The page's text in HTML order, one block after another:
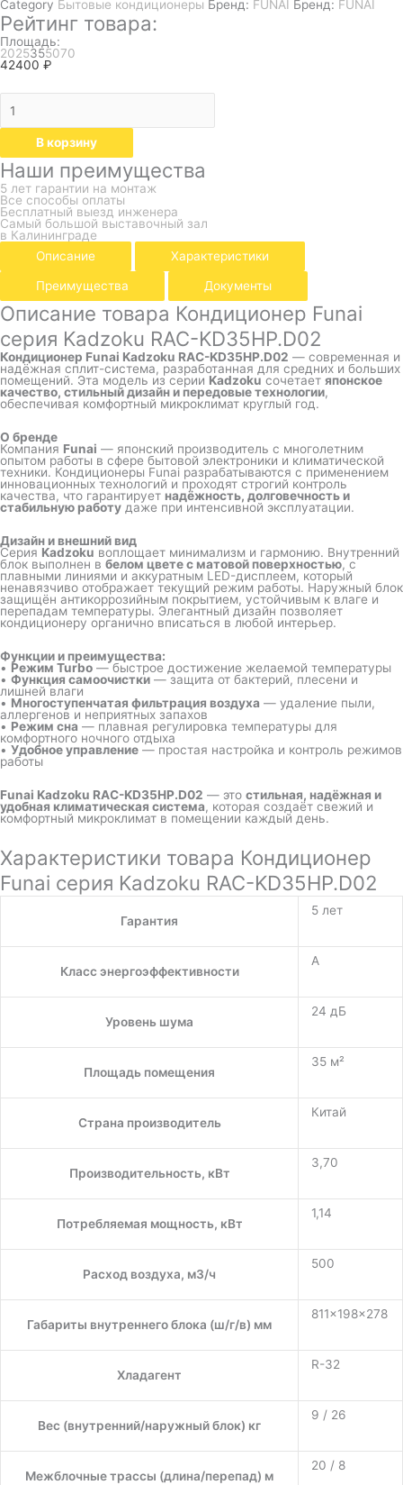
Category Бытовые кондиционеры Бренд: FUNAI Бренд: FUNAI
Рейтинг товара:
Площадь:
2025355070
42400 ₽
В корзину
Наши преимущества
5 лет гарантии на монтаж
Все способы оплаты
Бесплатный выезд инженера
Самый большой выставочный зал
в Калининграде
Описание
Характеристики
Преимущества Документы
Описание товара Кондиционер Funai
серия Kadzoku RAC-KD35HP.D02
Кондиционер Funai Kadzoku RAC-KD35HP.D02 — современная и
надёжная сплит-система, разработанная для средних и больших
помещений. Эта модель из серии Kadzoku сочетает японское
качество, стильный дизайн и передовые технологии,
обеспечивая комфортный микроклимат круглый год.
О бренде
Компания Funai — японский производитель с многолетним
опытом работы в сфере бытовой электроники и климатической
техники. Кондиционеры Funai разрабатываются с применением
инновационных технологий и проходят строгий контроль
качества, что гарантирует надёжность, долговечность и
стабильную работу даже при интенсивной эксплуатации.
Дизайн и внешний вид
Серия Kadzoku воплощает минимализм и гармонию. Внутренний
блок выполнен в белом цвете с матовой поверхностью, с
плавными линиями и аккуратным LED-дисплеем, который
ненавязчиво отображает текущий режим работы. Наружный блок
защищён антикоррозийным покрытием, устойчивым к влаге и
перепадам температуры. Элегантный дизайн позволяет
кондиционеру органично вписаться в любой интерьер.
Функции и преимущества:
• Режим Turbo — быстрое достижение желаемой температуры
• Функция самоочистки — защита от бактерий, плесени и
лишней влаги
• Многоступенчатая фильтрация воздуха — удаление пыли,
аллергенов и неприятных запахов
• Режим сна — плавная регулировка температуры для
комфортного ночного отдыха
• Удобное управление — простая настройка и контроль режимов
работы
Funai Kadzoku RAC-KD35HP.D02 — это стильная, надёжная и
удобная климатическая система, которая создаёт свежий и
комфортный микроклимат в помещении каждый день.
Характеристики товара Кондиционер
Funai серия Kadzoku RAC-KD35HP.D02
Гарантия
5 лет
Класс энергоэффективности
A
Уровень шума
24 дБ
Площадь помещения
35 м²
Страна производитель
Китай
Производительность, кВт
3,70
Потребляемая мощность, кВт
1,14
Расход воздуха, м3/ч
500
Габариты внутреннего блока (ш/г/в) мм
811×198×278
Хладагент
R-32
Вес (внутренний/наружный блок) кг
9 / 26
Межблочные трассы (длина/перепад) м
20 / 8